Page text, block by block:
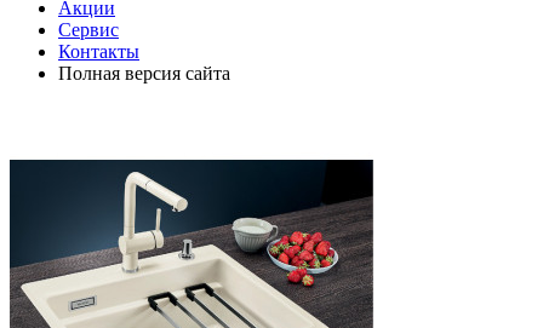
Акции
Сервис
Контакты
Полная версия сайта